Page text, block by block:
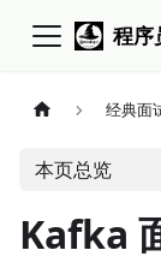
程序
经典面
本页总览
Kafka